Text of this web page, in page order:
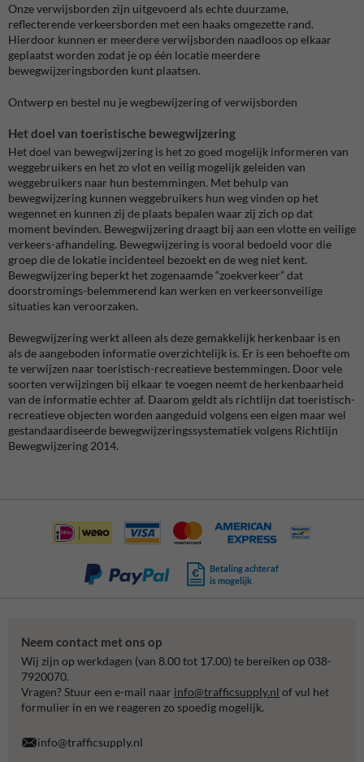
Onze verwijsborden zijn uitgevoerd als echte duurzame,
reflecterende verkeersborden met een haaks omgezette rand.
Hierdoor kunnen er meerdere verwijsborden naadloos op elkaar
geplaatst worden zodat je op één locatie meerdere
bewegwijzeringsborden kunt plaatsen.
Ontwerp en bestel nu je wegbewijzering of verwijsborden
Het doel van toeristische bewegwijzering
Het doel van bewegwijzering is het zo goed mogelijk informeren van
weggebruikers en het zo vlot en veilig mogelijk geleiden van
weggebruikers naar hun bestemmingen. Met behulp van
bewegwijzering kunnen weggebruikers hun weg vinden op het
wegennet en kunnen zij de plaats bepalen waar zij zich op dat
moment bevinden. Bewegwijzering draagt bij aan een vlotte en veilige
verkeers-afhandeling. Bewegwijzering is vooral bedoeld voor die
groep die de lokatie incidenteel bezoekt en de weg niet kent.
Bewegwijzering beperkt het zogenaamde “zoekverkeer” dat
doorstromings-belemmerend kan werken en verkeersonveilige
situaties kan veroorzaken.
Bewegwijzering werkt alleen als deze gemakkelijk herkenbaar is en
als de aangeboden informatie overzichtelijk is. Er is een behoefte om
te verwijzen naar toeristisch-recreatieve bestemmingen. Door vele
soorten verwijzingen bij elkaar te voegen neemt de herkenbaarheid
van de informatie echter af. Daarom geldt als richtlijn dat toeristisch-
recreatieve objecten worden aangeduid volgens een eigen maar wel
gestandaardiseerde bewegwijzeringssystematiek volgens Richtlijn
Bewegwijzering 2014.
Betaling achteraf
is mogelijk
Neem contact met ons op
Wij zijn op werkdagen (van 8.00 tot 17.00) te bereiken op 038-
7920070.
Vragen? Stuur een e-mail naar info@trafficsupply.nl of vul het
formulier in en we reageren zo spoedig mogelijk.
info@trafficsupply.nl